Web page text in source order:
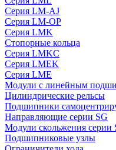
Серия LM-AJ
Серия LM-OP
Серия LMK
Стопорные кольца
Серия LMKC
Серия LMEK
Серия LME
Модули с линейным
Цилиндрические рельсы
Подшипники
Направляющие серии SG
Модули скольжения серии
Подшипниковые узлы